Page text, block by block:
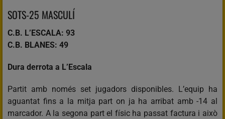
SOTS-25 MASCULÍ
C.B. L’ESCALA: 93
C.B. BLANES: 49
Dura derrota a L’Escala
Partit amb només set jugadors disponibles. L’equip ha
aguantat fins a la mitja part on ja ha arribat amb -14 al
marcador. A la segona part el físic ha passat factura i això